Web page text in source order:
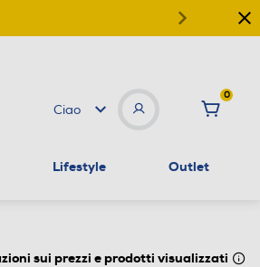
Ciao
0
Lifestyle Outlet
sui prezzi e prodotti visualizzati